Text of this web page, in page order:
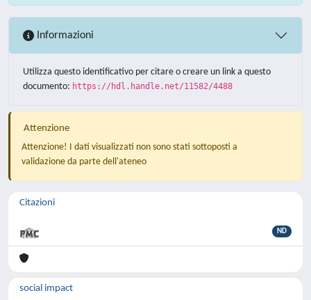
Informazioni
Utilizza questo identificativo per citare o creare un link a questo
documento: https://hdl.handle.net/11582/4488
Attenzione
Attenzione! I dati visualizzati non sono stati sottoposti a
validazione da parte dell'ateneo
Citazioni
ND
social impact